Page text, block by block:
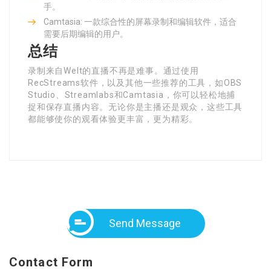
手。
Camtasia: 一款综合性的屏幕录制和编辑软件，适合
需要后期编辑的用户。
总结
录制来自Welt的直播不再是难事。通过使用
RecStreams软件，以及其他一些推荐的工具，如OBS
Studio、Streamlabs和Camtasia，你可以轻松地捕
捉和保存直播内容。无论你是主播还是观众，这些工具
都能够使你的观看体验更丰富，更为精彩。
Send Message
Contact Form